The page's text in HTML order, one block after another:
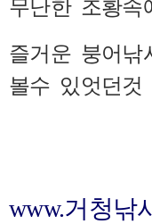
무난한 조황속
즐거운 붕어낚
볼수 있엇던것
www.거청낚